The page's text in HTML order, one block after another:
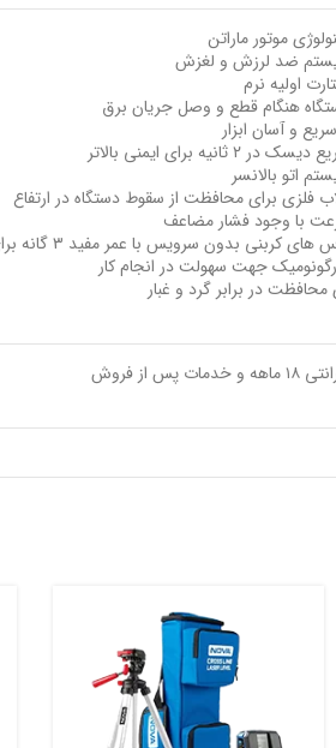
موتور ماراتن
ضد لرزش و لغزش
اولیه نرم
هنگام قطع و وصل جریان برق
و آسان ابزار
ثانیه برای ایمنی بالاتر
اتو بالانسر
فلزی برای محافظت از سقوط دستگاه در ارتفاع
با وجود فشار مضاعف
کربنی بدون سرویس با عمر مفید ۳ گانه برای کل عمر دستگاه
جهت سهولت در انجام کار
محافظت در برابر گرد و غبار
پس از فروش